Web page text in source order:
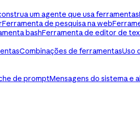
um agente que usa ferramentas
Ferramenta de pesquisa na web
bashFerramenta de editor de
Combinações de ferramentasUso
de promptMensagens do sistema e